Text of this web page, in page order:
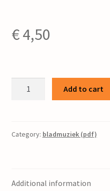
€4,50
piano
gelijknamige
Add to cart
Category: bladmuziek (pdf)
Additional information